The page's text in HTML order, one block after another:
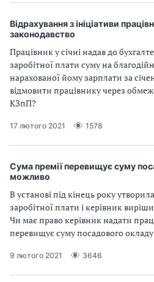
Відрахування з ініціативи
законодавство
Працівник у січні надав до
заробітної плати суму на
нарахованої йому зарплати за
відмовити працівнику через
КЗпП?
17 лютого 2021 1578
Сума премії перевищує суму
можливо
В установі під кінець року
заробітної плати і керівник
Чи має право керівник надати
перевищує суму посадового
9 лютого 2021 3646